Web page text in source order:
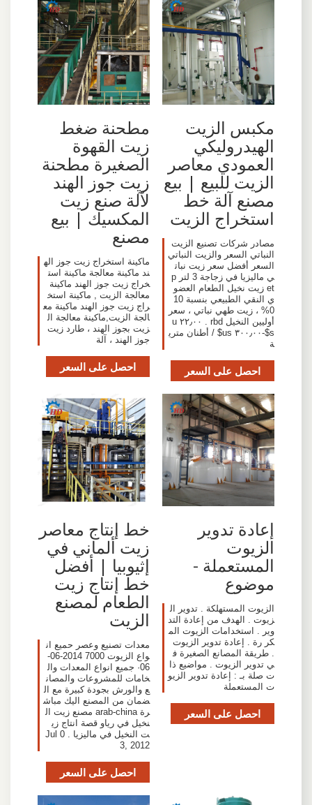
مكبس الزيت
الهيدروليكي
العمودي معاصر
الزيت للبيع | بيع
مصنع آلة خط
استخراج الزيت
مصادر شركات تصنيع الزيت
النباتي السعر والزيت النباتي
السعر أفضل سعر زيت نبات
ي ماليزيا في زجاجة 3 لتر p
et زيت نخيل الطعام العضو
ي النقي الطبيعي بنسبة 10
0% ، زيت طهي نباتي ، سعر
أوليين النخيل rbd . ٢٢٫٠٠ u
s$-٣٠٠٫٠٠ us$ / أطنان متري
ة
احصل على السعر
مطحنة ضغط
زيت القهوة
الصغيرة مطحنة
زيت جوز الهند
لآلة صنع زيت
المكسيك | بيع
مصنع
ماكينة استخراج زيت جوز اله
ند ماكينة معالجة ماكينة است
خراج زيت جوز الهند ماكينة
معالجة الزيت , ماكينة استخ
راج زيت جوز الهند ماكينة مع
الجة الزيت,ماكينة معالجة ال
زيت بجوز الهند ، طارد زيت
جوز الهند ، آلة
احصل على السعر
إعادة تدوير
الزيوت
المستعملة -
موضوع
الزيوت المستهلكة . تدوير ال
زيوت . الهدف من إعادة التد
وير . استخدامات الزيوت الم
كر رة . إعادة تدوير الزيوت
. طريقة المصانع الصغيرة ف
ي تدوير الزيوت . مواضيع ذا
ت صلة بـ : إعادة تدوير الزيو
ت المستعملة
احصل على السعر
خط إنتاج معاصر
زيت ألماني في
إثيوبيا | أفضل
خط إنتاج زيت
الطعام لمصنع
الزيت
معدات تصنيع وعصر حميع ان
واع الزيوت 7000 2014-06-
06· جميع انواع المعدات وال
خامات للمشروعات والمصان
ع والورش بجودة كبيرة مع ال
ضمان من المصنع اليك مباش
رة arab-china مصنع زيت ال
نخيل في رياو قصة انتاج زي
ت النخيل في ماليزيا . Jul 0
3, 2012
احصل على السعر